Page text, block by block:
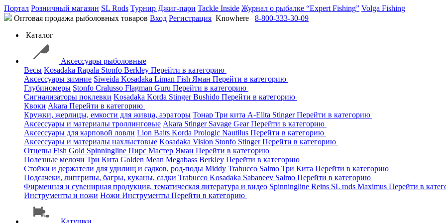
Портал Розничный магазин SL Rods Турнир Джиг-пари Tackle Inside Журнал о рыбалке “Expert Fishing” Volga Fishing
Оптовая продажа рыболовных товаров Вход Регистрация Knowhere
8-800-333-30-09
Каталог
Аксессуары рыболовные
Весы Kosadaka Rapala Stonfo Berkley Перейти в категорию
Аксессуары зимние Siweida Kosadaka Liman Fish Яман Перейти в категорию
Глубиномеры Stonfo Cralusso Flagman Guru Перейти в категорию
Сигнализаторы поклевки Kosadaka Korda StingerBushido Перейти в категорию
Квоки Akara Перейти в категорию
Кружки, жерлицы, емкости для живца, аэраторы Тонар Три кита A-Elita StingerПерейти в категорию
Аксессуары и материалы троллинговые Akara Stinger Savage GearПерейти в категорию
Аксессуары для карповой ловли Lion Baits Korda Prologic Nautilus Перейти в категорию
Аксессуары и материалы нахлыстовые Kosadaka Vision Stonfo StingerПерейти в категорию
Отцепы Fish Gold Spinningline Пирс Мастер Яман Перейти в категорию
Полезные мелочи Три Кита Golden Mean Megabass Berkley Перейти в категорию
Стойки и держатели для удилищ и садков, род-поды Middy Trabucco Salmo Три Кита Перейти в категорию
Подсачеки, липгрипы, багры, куканы, садки Trabucco Kosadaka Sabaneev Salmo Перейти в категорию
Фирменная и сувенирная продукция, тематическая литература и видео Spinningline Reins SL rods Maximus Перейти в
Инструменты и ножи Ножи Инструменты Перейти в категорию
Катушки